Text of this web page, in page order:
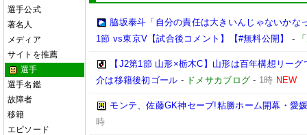
選手公式
著名人
メディア
サイトを推薦
選手
選手名鑑
故障者
移籍
エピソード
脇坂泰斗「自分の責任は大きいんじゃないか
1節 vs東京V【試合後コメント】【#無料公開】
-
【J2第1節 山形×栃木C】山形は百年構想リー
介は移籍後初ゴール - ドメサカブログ - 1時 NEW
モンテ、佐藤GK神セーブ!粘勝ホーム開幕・愛
時